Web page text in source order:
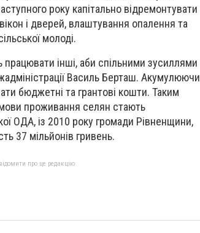
року капітально відремонтувати
і дверей, влаштування опалення та
молоді.
працювати інші, аби спільними зусиллями
Василь Берташ. Акумулюючи
бюджетні та грантові кошти. Таким
проживання селян стають
ОДА, із 2010 року громади Рівненщини,
37 мільйонів гривень.
про це редакцію